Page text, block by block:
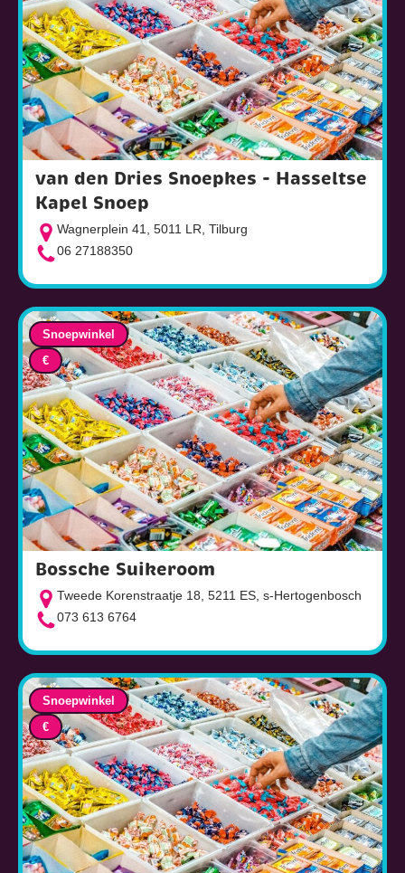
van den Dries Snoepkes - Hasseltse
Kapel Snoep
Wagnerplein 41, 5011 LR, Tilburg
06 27188350
Bossche Suikeroom
Tweede Korenstraatje 18, 5211 ES, s-Hertogenbosch
073 613 6764
Snoepwinkel
€
Snoepwinkel
€